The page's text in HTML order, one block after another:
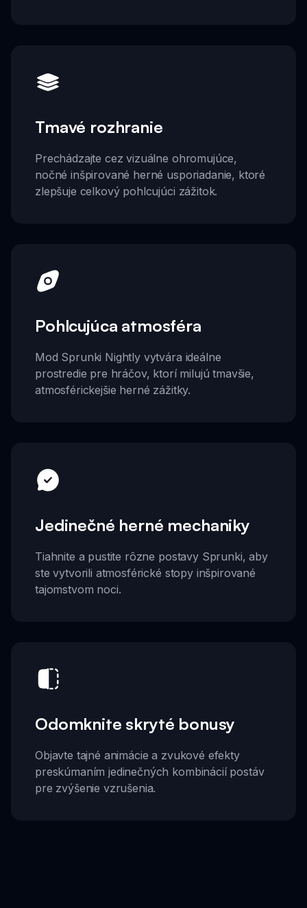
Tmavé rozhranie
Prechádzajte cez vizuálne ohromujúce,
nočné inšpirované herné usporiadanie, ktoré
zlepšuje celkový pohlcujúci zážitok.
Pohlcujúca atmosféra
Mod Sprunki Nightly vytvára ideálne
prostredie pre hráčov, ktorí milujú tmavšie,
atmosférickejšie herné zážitky.
Jedinečné herné mechaniky
Tiahnite a pustite rôzne postavy Sprunki, aby
ste vytvorili atmosférické stopy inšpirované
tajomstvom noci.
Odomknite skryté bonusy
Objavte tajné animácie a zvukové efekty
preskúmaním jedinečných kombinácií postáv
pre zvýšenie vzrušenia.